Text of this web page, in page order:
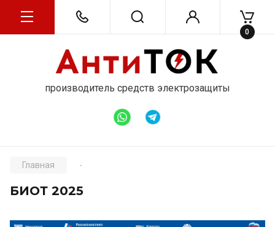
производитель средств электрозащиты
0
Главная -
БИОТ 2025